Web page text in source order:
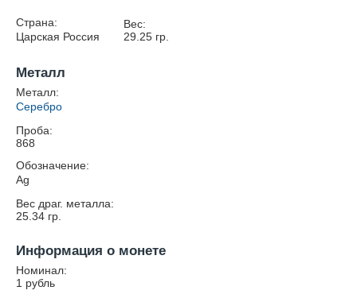
Страна:
Царская Россия
Вес:
29.25гр.
Металл
Металл:
Серебро
Проба:
868
Обозначение:
Ag
Вес драг. металла:
25.34 гр.
Информация о монете
Номинал:
1 рубль